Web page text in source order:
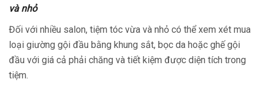
và nhỏ
Đối với nhiều salon, tiệm tóc vừa và nhỏ có thể xem xét mua
loại giường gội đầu bằng khung sắt, bọc da hoặc ghế gội
đầu với giá cả phải chăng và tiết kiệm được diện tích trong
tiệm.